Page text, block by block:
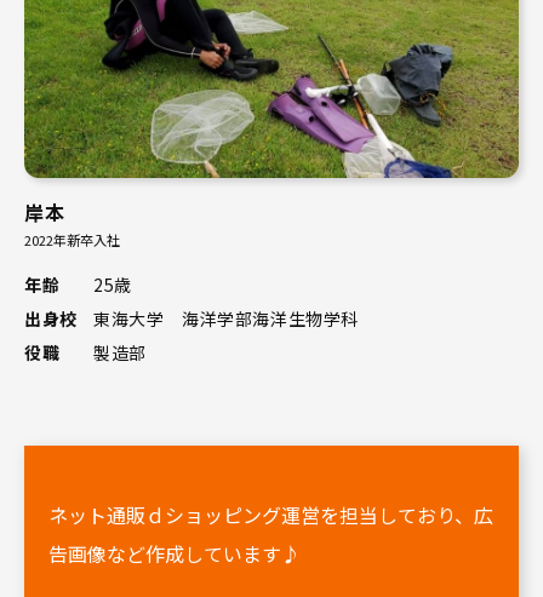
岸本
2022年新卒入社
年齢
25歳
出身校
東海大学 海洋学部海洋生物学科
役職
製造部
ネット通販ｄショッピング運営を担当しており、広
告画像など作成しています♪